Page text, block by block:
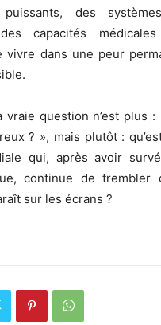
des
capacités médicales
vivre dans une peur
question n’est plus :
? », mais plutôt :
qui, après avoir
continue de trembler
sur les écrans ?